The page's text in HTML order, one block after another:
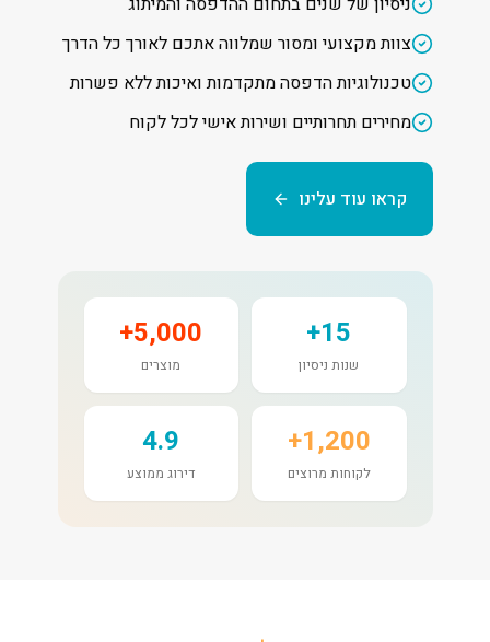
צוות מקצועי ומסור שמלווה אתכם לאורך כל הדרך
טכנולוגיות הדפסה מתקדמות ואיכות ללא פשרות
מחירים תחרותיים ושירות אישי לכל לקוח
קראו עוד עלינו
15+
שנות ניסיון
5,000+
מוצרים
1,200+
לקוחות מרוצים
4.9
דירוג ממוצע